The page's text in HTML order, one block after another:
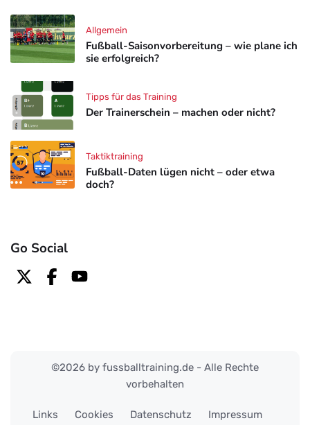
Fußball-Saisonvorbereitung – wie plane ich
sie erfolgreich?
Allgemein
Der Trainerschein – machen oder nicht?
Tipps für das Training
Fußball-Daten lügen nicht – oder etwa
doch?
Taktiktraining
Go Social
©2026 by fussballtraining.de - Alle Rechte
vorbehalten
Links Cookies Datenschutz Impressum